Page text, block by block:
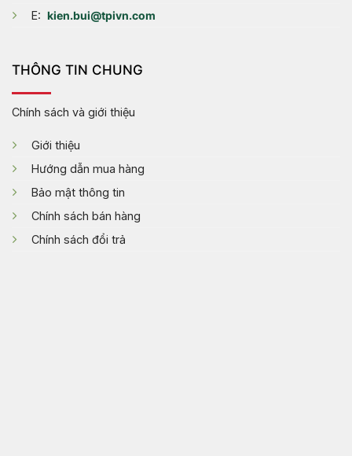
E: kien.bui@tpivn.com
THÔNG TIN CHUNG
Chính sách và giới thiệu
Giới thiệu
Hướng dẫn mua hàng
Bảo mật thông tin
Chính sách bán hàng
Chính sách đổi trả